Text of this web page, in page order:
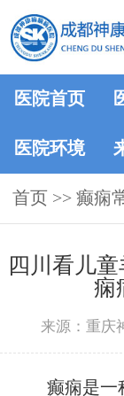
医院首页
医院环境
首页 >> 癫痫
四川看儿
痫
来源：重庆
癫痫是一